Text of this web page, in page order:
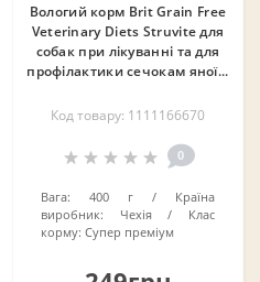
Вологий корм Brit Grain Free
Veterinary Diets Struvite для
собак при лікуванні та для
профілактики сечокам яної...
Код товару: 1111166670
0
Вага: 400 г
Країна
виробник:
Чехія
Клас
корму: Супер преміум